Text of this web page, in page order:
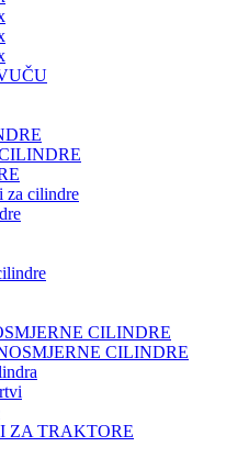
za cilindre
CILINDRE
CILINDRE
ZA TRAKTORE